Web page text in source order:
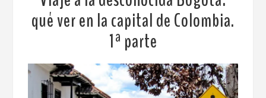
qué ver en la capital de Colombia.
1ª parte